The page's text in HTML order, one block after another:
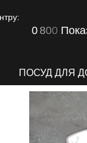
0800
ПОСУД ДЛЯ